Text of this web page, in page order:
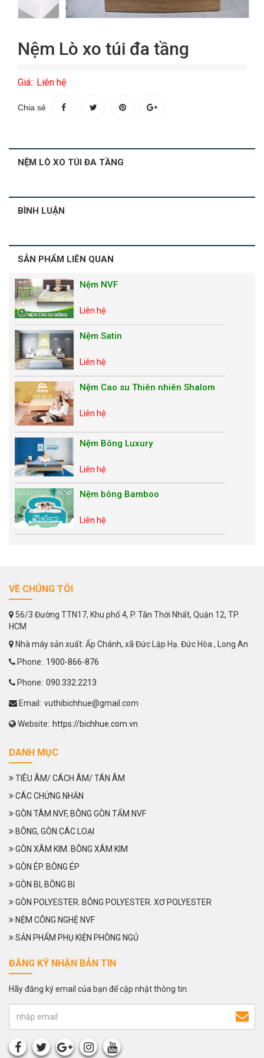
Nệm Lò xo túi đa tầng
Giá:: Liên hệ
Chia sẻ
NỆM LÒ XO TÚI ĐA TẦNG
BÌNH LUẬN
SẢN PHẨM LIÊN QUAN
Nệm NVF
Liên hệ
Nệm Satin
Liên hệ
Nệm Cao su Thiên nhiên Shalom
Liên hệ
Nệm Bông Luxury
Liên hệ
Nệm bông Bamboo
Liên hệ
VỀ CHÚNG TÔI
56/3 Đường TTN17, Khu phố 4, P. Tân Thới Nhất, Quận 12, TP.
HCM
Nhà máy sản xuất: Ấp Chánh, xã Đức Lập Hạ. Đức Hòa , Long An
Phone: 1900-866-876
Phone: 090.332.2213
Email: vuthibichhue@gmail.com
Website: https://bichhue.com.vn
DANH MỤC
TIÊU ÂM/ CÁCH ÂM/ TÁN ÂM
CÁC CHỨNG NHẬN
GÒN TÂM NVF, BÔNG GÒN TẤM NVF
BÔNG, GÒN CÁC LOẠI
GÒN XÂM KIM. BÔNG XÂM KIM
GÒN ÉP. BÔNG ÉP
GÒN BI, BÔNG BI
GÒN POLYESTER. BÔNG POLYESTER. XƠ POLYESTER
NỆM CÔNG NGHỆ NVF
SẢN PHẨM PHỤ KIỆN PHÒNG NGỦ
ĐĂNG KÝ NHẬN BẢN TIN
Hãy đăng ký email của bạn để cập nhật thông tin.